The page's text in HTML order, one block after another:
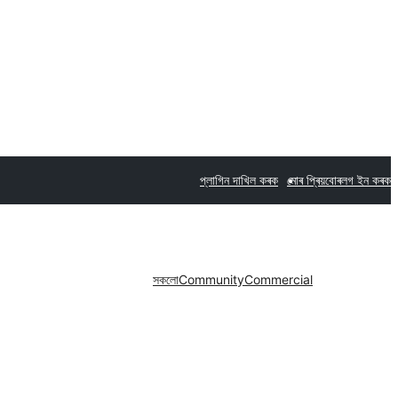
প্লাগিন দাখিল কৰক মোৰ প্ৰিয়বোৰলগ ইন কৰক
সকলোCommunityCommercial